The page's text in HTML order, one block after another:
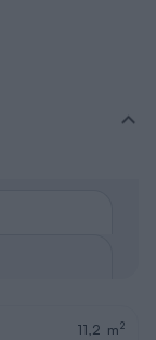
11,2 m2